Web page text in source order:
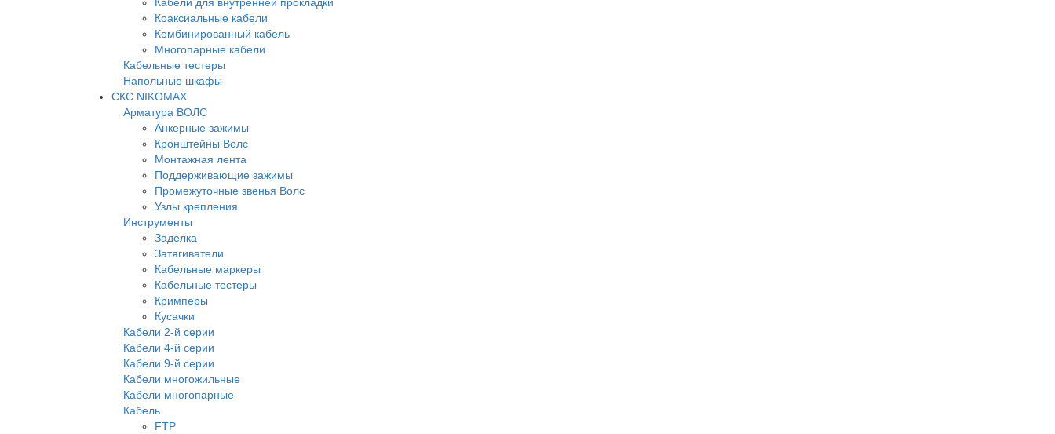
Кабели для внутренней прокладки
Коаксиальные кабели
Комбинированный кабель
Многопарные кабели
Кабельные тестеры
Напольные шкафы
СКС NIKOMAX
Арматура ВОЛС
Анкерные зажимы
Кронштейны Волс
Монтажная лента
Поддерживающие зажимы
Промежуточные звенья Волс
Узлы крепления
Инструменты
Заделка
Затягиватели
Кабельные маркеры
Кабельные тестеры
Кримперы
Кусачки
Кабели 2-й серии
Кабели 4-й серии
Кабели 9-й серии
Кабели многожильные
Кабели многопарные
Кабель
FTP